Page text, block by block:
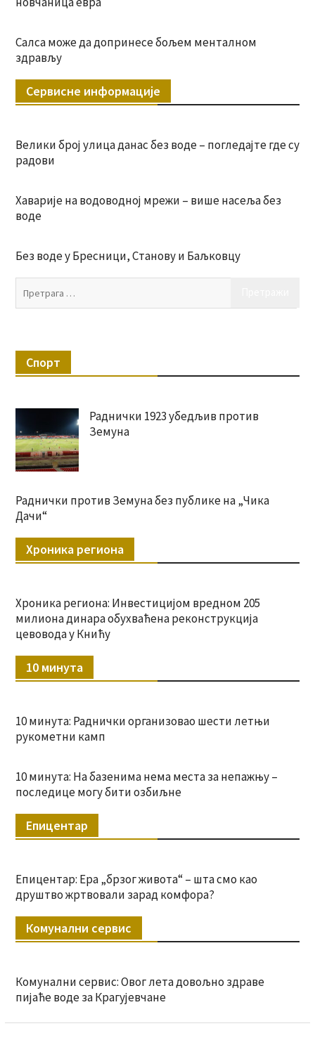
Салса може да допринесе бољем менталном
здрављу
Сервисне информације
Велики број улица данас без воде – погледајте где су
радови
Хаварије на водоводној мрежи – више насеља без
воде
Без воде у Бресници, Станову и Баљковцу
Спорт
Раднички 1923 убедљив против
Земуна
Раднички против Земуна без публике на „Чика
Дачи“
Хроника региона
Хроника региона: Инвестицијом вредном 205
милиона динара обухваћена реконструкција
цевовода у Книћу
10 минута
10 минута: Раднички организовао шести летњи
рукометни камп
10 минута: На базенима нема места за непажњу –
последице могу бити озбиљне
Епицентар
Епицентар: Ера „брзог живота“ – шта смо као
друштво жртвовали зарад комфора?
Комунални сервис
Комунални сервис: Овог лета довољно здраве
пијаће воде за Крагујевчане